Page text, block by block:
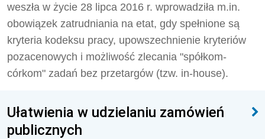
weszła w życie 28 lipca 2016 r. wprowadziła m.in.
obowiązek zatrudniania na etat, gdy spełnione są
kryteria kodeksu pracy, upowszechnienie kryteriów
pozacenowych i możliwość zlecania "spółkom-
córkom" zadań bez przetargów (tzw. in-house).
Ułatwienia w udzielaniu zamówień
publicznych